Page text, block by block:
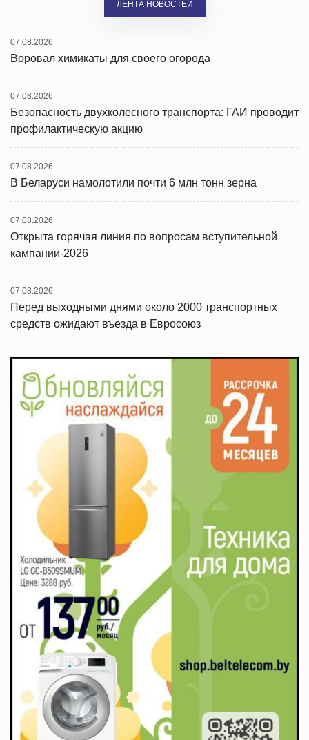
ЛЕНТА НОВОСТЕЙ
07.08.2026
Воровал химикаты для своего огорода
07.08.2026
Безопасность двухколесного транспорта: ГАИ проводит
профилактическую акцию
07.08.2026
В Беларуси намолотили почти 6 млн тонн зерна
07.08.2026
Открыта горячая линия по вопросам вступительной
кампании-2026
07.08.2026
Перед выходными днями около 2000 транспортных
средств ожидают въезда в Евросоюз